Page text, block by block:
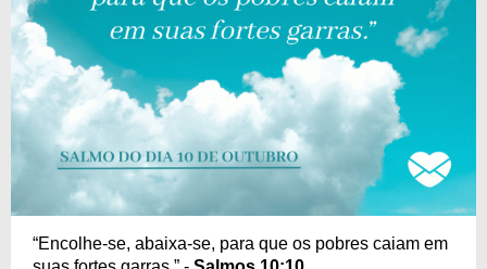
“Encolhe-se, abaixa-se, para que os pobres caiam em